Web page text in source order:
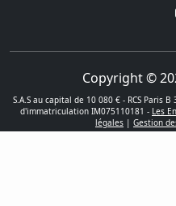
Copyright ©
S.A.S au capital de 10 080 € - RCS Paris
d'immatriculation IM075110181 - Les
légales | Gestion